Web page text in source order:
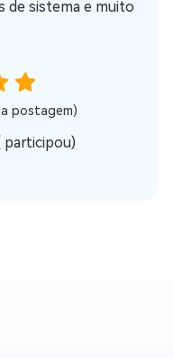
de sistema e muito
postagem)
participou)